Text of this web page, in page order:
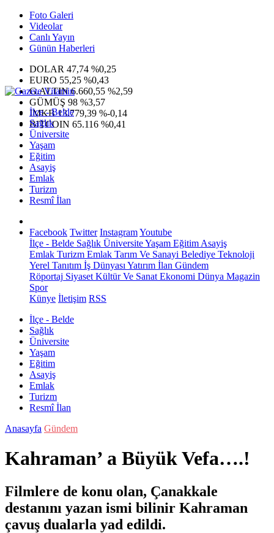
Foto Galeri
Videolar
Canlı Yayın
Günün Haberleri
DOLAR 47,74 %0,25
EURO 55,25 %0,43
G.ALTIN6.660,55 %2,59
GÜMÜŞ 98 %3,57
IMKB13.779,39 %-0,14
BITCOIN 65.116 %0,41
İlçe - Belde
Sağlık
Üniversite
Yaşam
Eğitim
Asayiş
Emlak
Turizm
Resmî İlan
Facebook Twitter InstagramYoutube
İlçe - Belde Sağlık ÜniversiteYaşam Eğitim Asayiş
Emlak Turizm Emlak Tarım Ve Sanayi Belediye Teknoloji
Yerel Tanıtım İş Dünyası Yatırım İlan Gündem
Röportaj Siyaset Kültür Ve Sanat Ekonomi Dünya Magazin
Spor
Künye İletişim RSS
İlçe - Belde
Sağlık
Üniversite
Yaşam
Eğitim
Asayiş
Emlak
Turizm
Resmî İlan
Anasayfa Gündem
Kahraman’ a Büyük Vefa….!
Filmlere de konu olan, Çanakkale
destanını yazan ismi bilinir Kahraman
çavuş dualarla yad edildi.